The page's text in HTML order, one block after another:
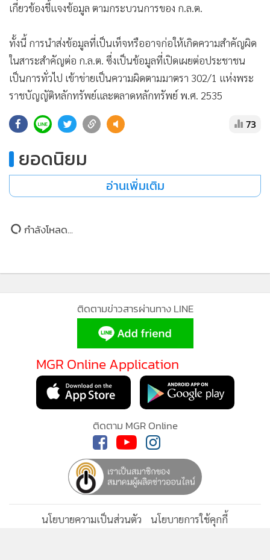
แสดงสิทธิที่จะซื้อหุ้น เป็นจำนวนการใช้สิทธิที่ตรงกับการใช้สิทธิ
ด้านการบังคับใช้กฎหมายนั้น อยู่ในขั้นตอนการให้บุคคลที่
เกี่ยวข้องชี้แจงข้อมูล ตามกระบวนการของ ก.ล.ต.
ทั้งนี้ การนำส่งข้อมูลที่เป็นเท็จหรืออาจก่อให้เกิดความสำคัญผิด
ในสาระสำคัญต่อ ก.ล.ต. ซึ่งเป็นข้อมูลที่เปิดเผยต่อประชาชน
ราชบัญญัติหลักทรัพย์และตลาดหลักทรัพย์ พ.ศ. 2535
73
ยอดนิยม
ติดตามข่าวสารผ่านทาง LINE
MGR Online Application
ติดตาม MGR Online